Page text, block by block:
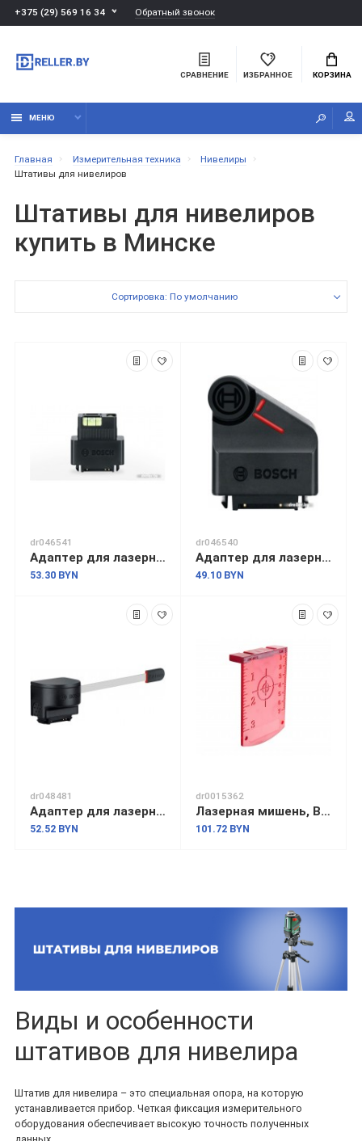
+375 (29) 569 16 34 Обратный звонок
СРАВНЕНИЕ ИЗБРАННОЕ КОРЗИНА
МЕНЮ
Главная Измерительная техника
Нивелиры
Штативы для нивелиров
Штативы для нивелиров
купить в Минске
Сортировка: По умолчанию
dr046541
Адаптер для лазерного дальномера Bosch Zamo III 1.608.M00.C21 (уровень)
53.30 BYN
dr046540
Адаптер для лазерного дальномера Bosch Zamo III 1.608.M00.C23 (колесо)
49.10 BYN
dr048481
Адаптер для лазерного дальномера Bosch Zamo III 1.608.M00.C25 (рулетка)
52.52 BYN
dr0015362
Лазерная мишень, BOSCH
101.72 BYN
Виды и особенности
штативов для нивелира
Штатив для нивелира – это специальная опора, на которую
устанавливается прибор. Четкая фиксация измерительного
оборудования обеспечивает высокую точность полученных